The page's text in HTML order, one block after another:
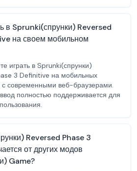
в Sprunki(спрунки) Reversed
на своем мобильном
играть в Sprunki(спрунки)
3 Definitive на мобильных
с современными веб-браузерами.
полностью поддерживается для
Reversed Phase 3
от других модов
Game?